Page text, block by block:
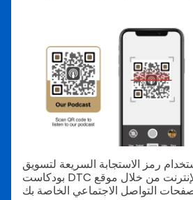
رمز الاستجابة السريعة لتسويق
بودكاست DTC الخاص بك عبر الإنترنت من خلال موقع